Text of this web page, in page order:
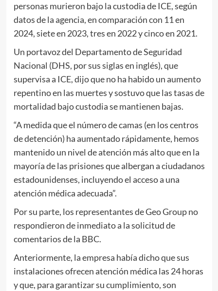
personas murieron bajo la custodia de ICE, según
datos de la agencia, en comparación con 11 en
2024, siete en 2023, tres en 2022 y cinco en 2021.
Un portavoz del Departamento de Seguridad
Nacional (DHS, por sus siglas en inglés), que
supervisa a ICE, dijo que no ha habido un aumento
repentino en las muertes y sostuvo que las tasas de
mortalidad bajo custodia se mantienen bajas.
“A medida que el número de camas (en los centros
de detención) ha aumentado rápidamente, hemos
mantenido un nivel de atención más alto que en la
mayoría de las prisiones que albergan a ciudadanos
estadounidenses, incluyendo el acceso a una
atención médica adecuada”.
Por su parte, los representantes de Geo Group no
respondieron de inmediato a la solicitud de
comentarios de la BBC.
Anteriormente, la empresa había dicho que sus
instalaciones ofrecen atención médica las 24 horas
y que, para garantizar su cumplimiento, son